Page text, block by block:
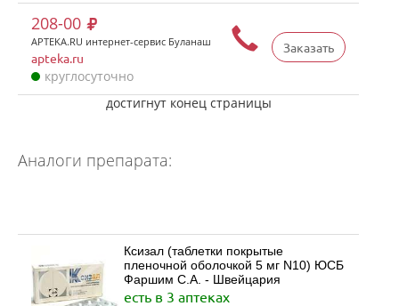
Заказать
208-00
APTEKA.RU интернет-сервис Буланаш
apteka.ru
круглосуточно
достигнут конец страницы
Аналоги препарата:
Ксизал (таблетки покрытые
пленочной оболочкой 5 мг N10) ЮСБ
Фаршим С.А. - Швейцария
есть в 3 аптеках